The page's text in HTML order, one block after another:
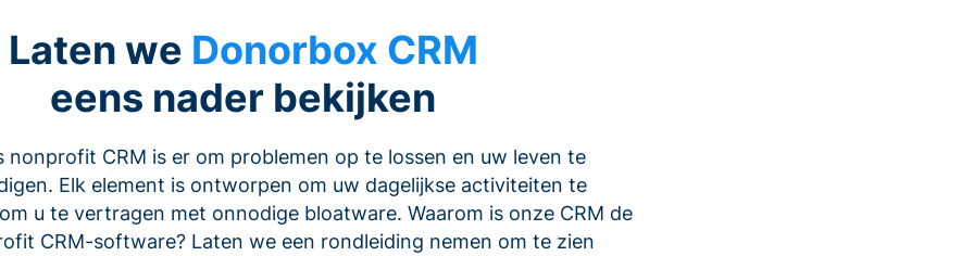
Laten we Donorbox CRM
eens nader bekijken
nonprofit CRM is er om problemen op te lossen en uw leven te
Elk element is ontworpen om uw dagelijkse activiteiten te
u te vertragen met onnodige bloatware. Waarom is onze CRM de
CRM-software? Laten we een rondleiding nemen om te zien